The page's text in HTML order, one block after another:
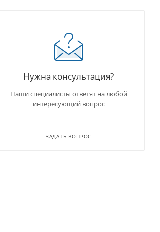
Нужна консультация?
Наши специалисты ответят на любой
интересующий вопрос
ЗАДАТЬ ВОПРОС